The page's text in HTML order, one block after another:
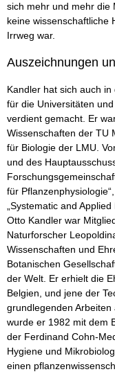
sich mehr und mehr die
keine wissenschaftliche
Irrweg war.
Auszeichnungen
Kandler hat sich auch
für die Universitäten
verdient gemacht. Er
Wissenschaften der TU
für Biologie der LMU.
und des
für
„Systematic and
Otto Kandler war
Naturforscher
Wissenschaften und
Botanischen
der Welt. Er erhielt die
Belgien, und jene der
grundlegenden
wurde er 1982 mit dem
der Ferdinand Cohn-
Hygiene und
einen